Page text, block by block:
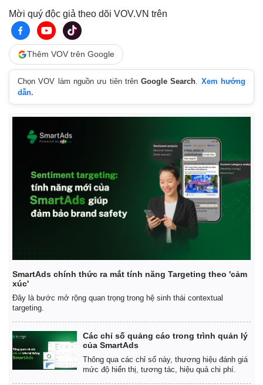
Thế giới
Quan sát
Cuộc sống đó đây
Multimedia
Video
Ảnh
E-Magazine
Infographic
Mời quý độc giả theo dõi VOV.VN trên
Thêm VOV trên Google
Chọn VOV làm nguồn ưu tiên trênGoogle Search. Xem hướng
dẫn.
SmartAds chính thức ra mắt tính năng Targeting theo 'cảm
xúc'
Đây là bước mở rộng quan trọng trong hệ sinh thái contextual
targeting.
Các chỉ số quảng cáo trong trình quản lý
của SmartAds
Thông qua các chỉ số này, thương hiệu đánh giá
mức độ hiển thị, tương tác, hiệu quả chi phí.